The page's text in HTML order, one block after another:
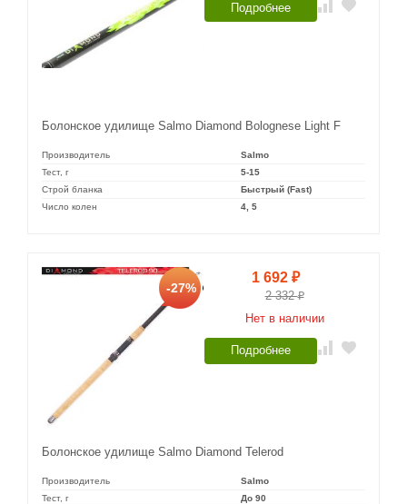
Болонское удилище Salmo Diamond Bolognese Light F
Производитель
Salmo
Тест, г
5-15
Строй бланка
Быстрый (Fast)
Число колен
4, 5
Подробнее
-27%
Болонское удилище Salmo Diamond Telerod
Производитель
Salmo
Тест, г
До 90
1 692 ₽
2 332₽
Нет в наличии
Подробнее